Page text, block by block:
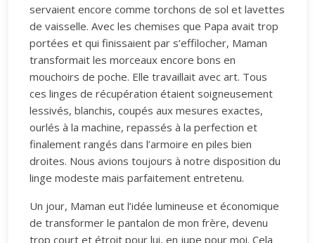
servaient encore comme torchons de sol et lavettes
de vaisselle. Avec les chemises que Papa avait trop
portées et qui finissaient par s’effilocher, Maman
transformait les morceaux encore bons en
mouchoirs de poche. Elle travaillait avec art. Tous
ces linges de récupération étaient soigneusement
lessivés, blanchis, coupés aux mesures exactes,
ourlés à la machine, repassés à la perfection et
finalement rangés dans l’armoire en piles bien
droites. Nous avions toujours à notre disposition du
linge modeste mais parfaitement entretenu.
Un jour, Maman eut l’idée lumineuse et économique
de transformer le pantalon de mon frère, devenu
trop court et étroit pour lui, en jupe pour moi. Cela